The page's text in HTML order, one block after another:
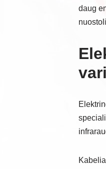
daug